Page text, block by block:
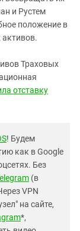
и Рустем
положение в
активов.
Траховых
отставку
! Будем
как в Google
Без
(в
VPN
на сайте,
*,